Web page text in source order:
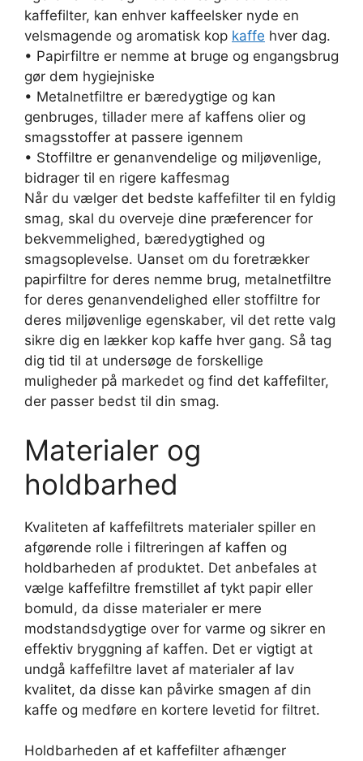
kaffefilter, kan enhver kaffeelsker nyde en
velsmagende og aromatisk kop kaffe hver dag.
• Papirfiltre er nemme at bruge og engangsbrug
gør dem hygiejniske
• Metalnetfiltre er bæredygtige og kan
genbruges, tillader mere af kaffens olier og
smagsstoffer at passere igennem
• Stoffiltre er genanvendelige og miljøvenlige,
bidrager til en rigere kaffesmag
Når du vælger det bedste kaffefilter til en fyldig
smag, skal du overveje dine præferencer for
bekvemmelighed, bæredygtighed og
smagsoplevelse. Uanset om du foretrækker
papirfiltre for deres nemme brug, metalnetfiltre
for deres genanvendelighed eller stoffiltre for
deres miljøvenlige egenskaber, vil det rette valg
sikre dig en lækker kop kaffe hver gang. Så tag
dig tid til at undersøge de forskellige
muligheder på markedet og find det kaffefilter,
der passer bedst til din smag.
Materialer og
holdbarhed
Kvaliteten af kaffefiltrets materialer spiller en
afgørende rolle i filtreringen af kaffen og
holdbarheden af produktet. Det anbefales at
vælge kaffefiltre fremstillet af tykt papir eller
bomuld, da disse materialer er mere
modstandsdygtige over for varme og sikrer en
effektiv bryggning af kaffen. Det er vigtigt at
undgå kaffefiltre lavet af materialer af lav
kvalitet, da disse kan påvirke smagen af din
kaffe og medføre en kortere levetid for filtret.
Holdbarheden af et kaffefilter afhænger